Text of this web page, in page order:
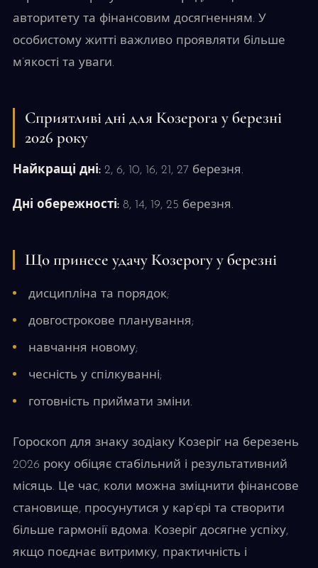
авторитету та фінансовим досягненням. У
особистому житті важливо проявляти більше
м’якості та уваги.
Сприятливі дні для Козерога у березні
2026 року
Найкращі дні:2, 6, 10, 16, 21, 27 березня.
Дні обережності:8, 14, 19, 25 березня.
Що принесе удачу Козерогу у березні
дисципліна та порядок;
довгострокове планування;
навчання новому;
чесність у спілкуванні;
готовність приймати зміни.
Гороскоп для знаку зодіаку Козеріг на березень
2026 року обіцяє стабільний і результативний
місяць. Це час, коли можна зміцнити фінансове
становище, просунутися у кар’єрі та створити
більше гармонії вдома. Козеріг досягне успіху,
якщо поєднає витримку, практичність і